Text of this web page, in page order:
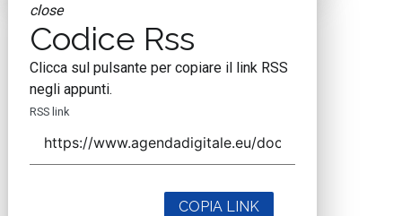
close
Codice Rss
Clicca sul pulsante per copiare il link RSS
negli appunti.
RSS link
COPIA LINK